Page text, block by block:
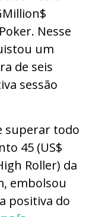
Nesse
um
de seis
sessão
superar todo
45 (US$
Roller) da
embolsou
positiva do